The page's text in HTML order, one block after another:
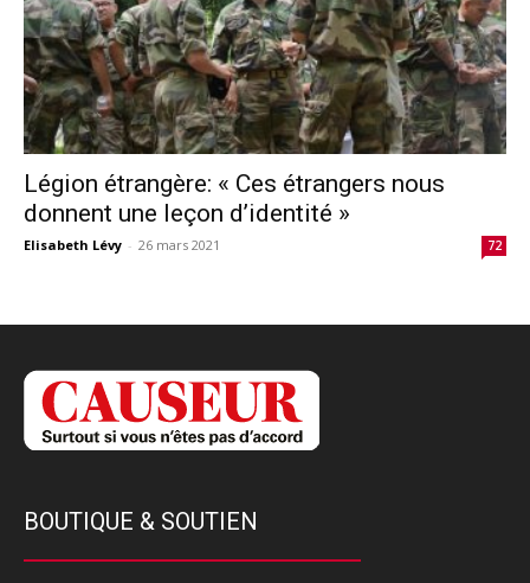
Légion étrangère: « Ces étrangers nous
donnent une leçon d’identité »
Elisabeth Lévy - 26 mars 2021 72
BOUTIQUE & SOUTIEN